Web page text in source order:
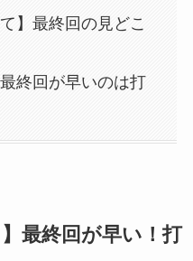
】最終回の見どこ
終回が早いのは打
最終回が早い！打